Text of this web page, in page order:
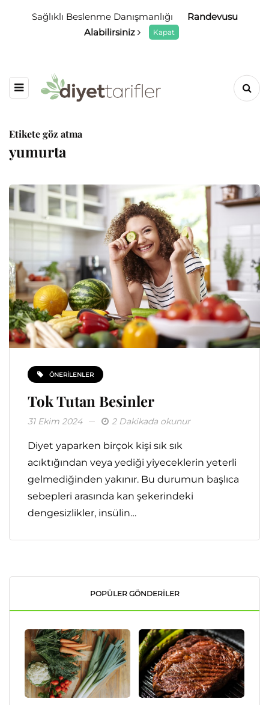
Sağlıklı Beslenme Danışmanlığı
Randevusu
Alabilirsiniz
Kapat
Etikete göz atma
yumurta
ÖNERILENLER
Tok Tutan Besinler
31 Ekim 2024 2 Dakikada okunur
Diyet yaparken birçok kişi sık sık
acıktığından veya yediği yiyeceklerin yeterli
gelmediğinden yakınır. Bu durumun başlıca
sebepleri arasında kan şekerindeki
dengesizlikler, insülin…
POPÜLER GÖNDERILER